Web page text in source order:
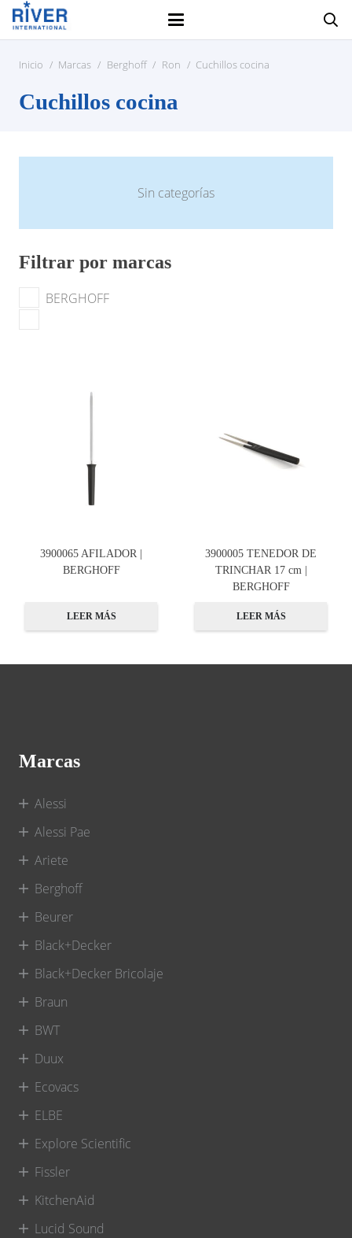
Inicio / Marcas / Berghoff / Ron / Cuchillos cocina
Cuchillos cocina
Sin categorías
Filtrar por marcas
BERGHOFF
3900065 AFILADOR |
BERGHOFF
LEER MÁS
3900005 TENEDOR DE
TRINCHAR 17 cm |
BERGHOFF
LEER MÁS
Marcas
Alessi
Alessi Pae
Ariete
Berghoff
Beurer
Black+Decker
Black+Decker Bricolaje
Braun
BWT
Duux
Ecovacs
ELBE
Explore Scientific
Fissler
KitchenAid
Lucid Sound